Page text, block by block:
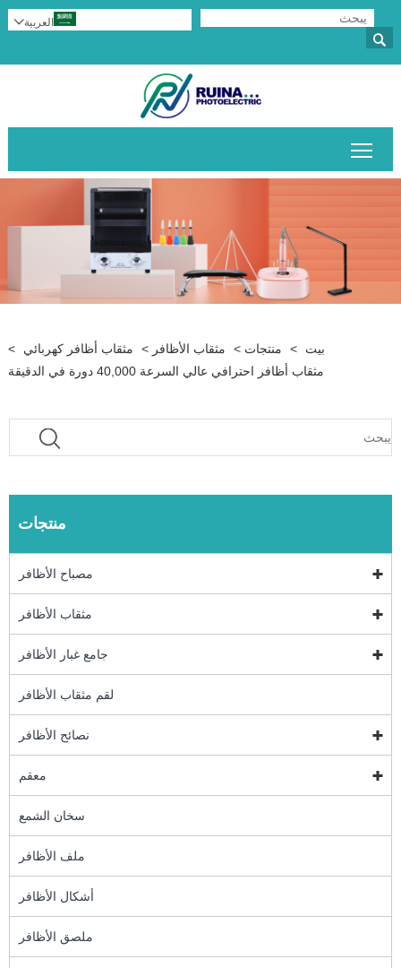

العربية
بيت > منتجات > مثقاب الأظافر > مثقاب أظافر كهربائي
>
مثقاب أظافر احترافي عالي السرعة 40,000 دورة في الدقيقة
منتجات
مصباح الأظافر
مثقاب الأظافر
جامع غبار الأظافر
لقم مثقاب الأظافر
نصائح الأظافر
معقم
سخان الشمع
ملف الأظافر
أشكال الأظافر
ملصق الأظافر